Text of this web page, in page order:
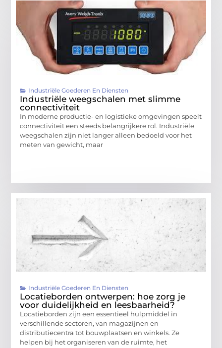
Industriële Goederen En Diensten
Industriële weegschalen met slimme
connectiviteit
In moderne productie- en logistieke omgevingen speelt
connectiviteit een steeds belangrijkere rol. Industriële
weegschalen zijn niet langer alleen bedoeld voor het
meten van gewicht, maar
Industriële Goederen En Diensten
Locatieborden ontwerpen: hoe zorg je
voor duidelijkheid en leesbaarheid?
Locatieborden zijn een essentieel hulpmiddel in
verschillende sectoren, van magazijnen en
distributiecentra tot bouwplaatsen en winkels. Ze
helpen bij het organiseren van de ruimte, het